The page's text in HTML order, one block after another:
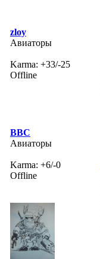
zloy
Авиаторы
Karma: +33/-25
Offline
ВВС
Авиаторы
Karma: +6/-0
Offline